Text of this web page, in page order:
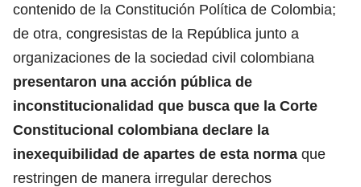
contenido de la Constitución Política de Colombia;
de otra, congresistas de la República junto a
organizaciones de la sociedad civil colombiana
presentaron una acción pública de
inconstitucionalidad que busca que la Corte
Constitucional colombiana declare la
inexequibilidad de apartes de esta norma que
restringen de manera irregular derechos